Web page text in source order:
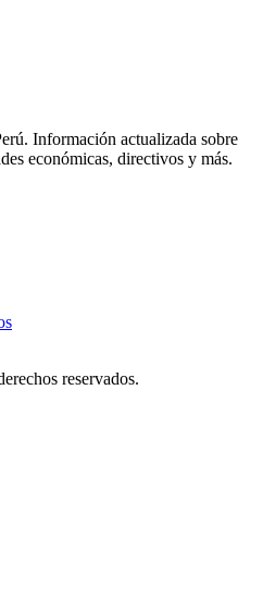
Información actualizada sobre
económicas, directivos y más.
reservados.